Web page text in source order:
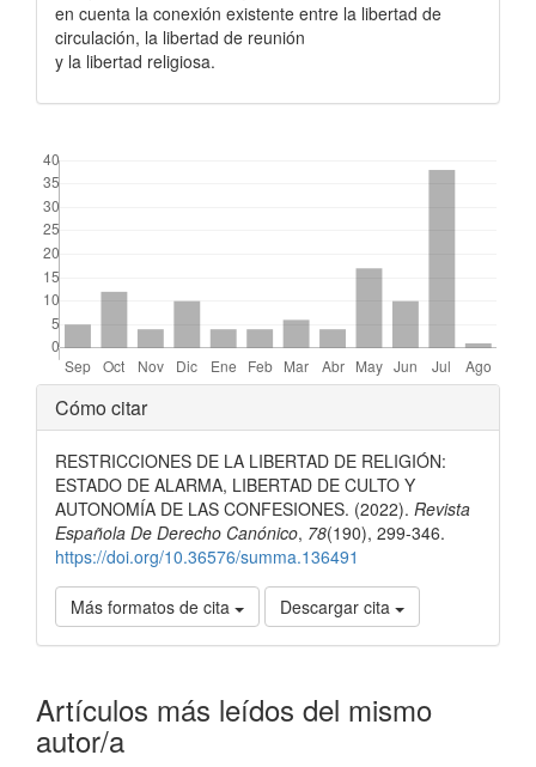
en cuenta la conexión existente entre la libertad de
circulación, la libertad de reunión
y la libertad religiosa.
Detalles
del
artículo
Cómo citar
RESTRICCIONES DE LA LIBERTAD DE RELIGIÓN:
ESTADO DE ALARMA, LIBERTAD DE CULTO Y
AUTONOMÍA DE LAS CONFESIONES. (2022). Revista
Española De Derecho Canónico, 78(190), 299-346.
https://doi.org/10.36576/summa.136491
Más formatos de cita Descargar cita
Artículos más leídos del mismo
autor/a